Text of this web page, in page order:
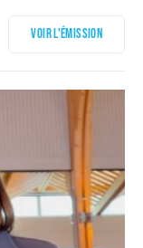
Voir l'émission